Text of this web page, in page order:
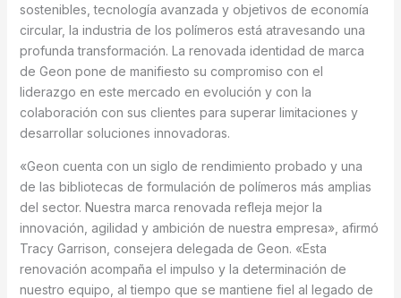
sostenibles, tecnología avanzada y objetivos de economía
circular, la industria de los polímeros está atravesando una
profunda transformación. La renovada identidad de marca
de Geon pone de manifiesto su compromiso con el
liderazgo en este mercado en evolución y con la
colaboración con sus clientes para superar limitaciones y
desarrollar soluciones innovadoras.
«Geon cuenta con un siglo de rendimiento probado y una
de las bibliotecas de formulación de polímeros más amplias
del sector. Nuestra marca renovada refleja mejor la
innovación, agilidad y ambición de nuestra empresa», afirmó
Tracy Garrison, consejera delegada de Geon. «Esta
renovación acompaña el impulso y la determinación de
nuestro equipo, al tiempo que se mantiene fiel al legado de